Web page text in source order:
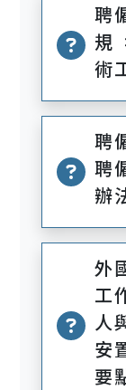
聘
規
術
聘
聘
辦
外
工
人
安
要